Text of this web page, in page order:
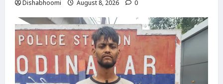
Dishabhoomi August 8, 2026 0